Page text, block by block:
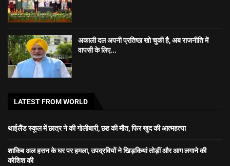
अकाली दल अपनी प्रतिष्ठा खो चुकी है, अब राजनीति में
वापसी के लिए...
LATEST FROM WORLD
थाईलैंड स्कूल में छात्र ने की गोलीबारी, छह की मौत, फिर खुद की आत्महत्या
शाकिब अल हसन के घर पर हमला, उपद्रवियों ने खिड़कियां तोड़ीं और आग लगाने की
कोशिश की